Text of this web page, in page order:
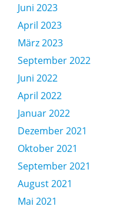
Juni 2023
April 2023
März 2023
September 2022
Juni 2022
April 2022
Januar 2022
Dezember 2021
Oktober 2021
September 2021
August 2021
Mai 2021